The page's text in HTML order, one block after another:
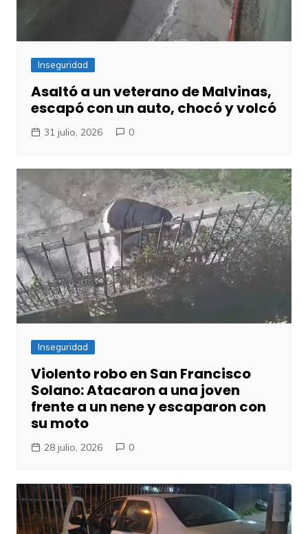
Inseguridad
Asaltó a un veterano de Malvinas,
escapó con un auto, chocó y volcó
31 julio, 2026 0
Inseguridad
Violento robo en San Francisco
Solano: Atacaron a una joven
frente a un nene y escaparon con
su moto
28 julio, 2026 0